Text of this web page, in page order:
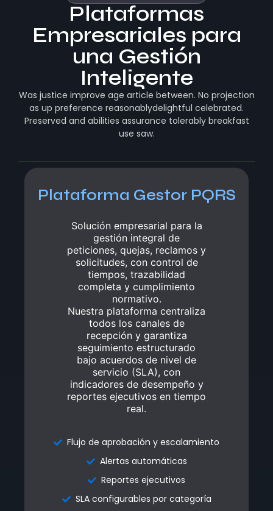
Plataformas
Empresariales para
una Gestión
Inteligente
Was justice improve age article between. No projection
as up preference reasonablydelightful celebrated.
Preserved and abilities assurance tolerably breakfast
use saw.
Plataforma Gestor PQRS
Solución empresarial para la
gestión integral de
peticiones, quejas, reclamos y
solicitudes, con control de
tiempos, trazabilidad
completa y cumplimiento
normativo.
Nuestra plataforma centraliza
todos los canales de
recepción y garantiza
seguimiento estructurado
bajo acuerdos de nivel de
servicio (SLA), con
indicadores de desempeño y
reportes ejecutivos en tiempo
real.
Flujo de aprobación y escalamiento
Alertas automáticas
Reportes ejecutivos
SLA configurables por categoría
Plataforma Gestor PQRS
Solución empresarial para la
gestión integral de
peticiones, quejas, reclamos y
solicitudes, con control de
tiempos, trazabilidad
completa y cumplimiento
normativo.
Nuestra plataforma centraliza
todos los canales de
recepción y garantiza
seguimiento estructurado
bajo acuerdos de nivel de
servicio (SLA), con
indicadores de desempeño y
reportes ejecutivos en tiempo
real.
Flujo de aprobación y escalamiento
Alertas automáticas
Reportes ejecutivos
SLA configurables por categoría